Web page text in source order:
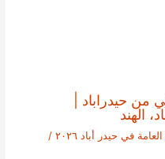
من حيدراباد |
الهند
في حيدر أباد ٢٠٢٦
/